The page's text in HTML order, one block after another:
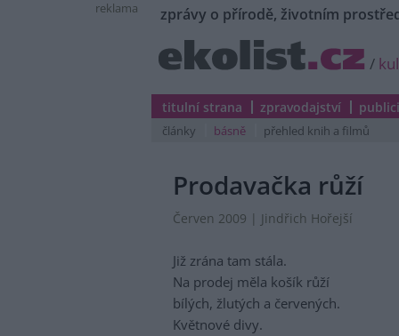
reklama zprávy o přírodě, životním
/
titulní strana zpravodajství
články básně přehled knih a filmů
Prodavačka růží
Červen 2009 | Jindřich Hořejší
Již zrána tam stála.
Na prodej měla košík růží
bílých, žlutých a červených.
Květnové divy.